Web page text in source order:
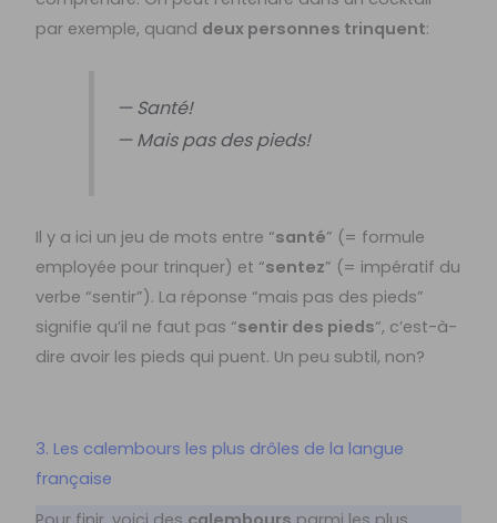
par exemple, quand deux personnes trinquent:
— Santé!
— Mais pas des pieds!
Il y a ici un jeu de mots entre “santé” (= formule
employée pour trinquer) et “sentez” (= impératif du
verbe “sentir”). La réponse “mais pas des pieds”
signifie qu’il ne faut pas “sentir des pieds“, c’est-à-
dire avoir les pieds qui puent. Un peu subtil, non?
3. Les calembours les plus drôles de la langue
française